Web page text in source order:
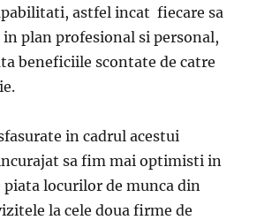
astfel incat fiecare sa
in plan profesional si personal,
beneficiile scontate de catre
in cadrul acestui
sa fim mai optimisti in
piata locurilor de munca din
la cele doua firme de